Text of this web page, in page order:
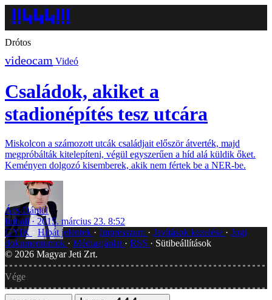
Drótos
Videó
Családok, akiket a
stadionépítés tesz utcára
Miskolcon a számozott utcák családjait először átverték, majd
megpróbálták kitelepíteni, végül egyszerűen a híd alá küldik őket.
Keményen dolgozó kisemberek, akik nem fértek be a NER-be.
Ács Dániel
futball
2015. március 23. 8:52
GYIK
Hibát jelentek Impresszum Javítások kezelése
Jogi
dokumentumok
Médiaajánlat RSS
Sütibeállítások
© 2026 Magyar Jeti Zrt.
Vége